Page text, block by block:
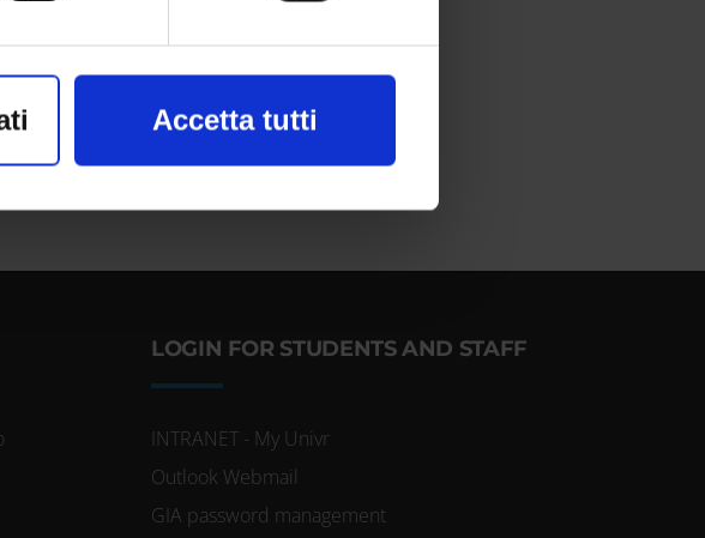
geografica, con
o ritirare il tuo
sui cookie.
ed annunci, per fornire
nostro traffico.
Accetta tutti
LOGIN FOR STUDENTS AND STAFF
INTRANET - My Univr
Outlook Webmail
GIA password management